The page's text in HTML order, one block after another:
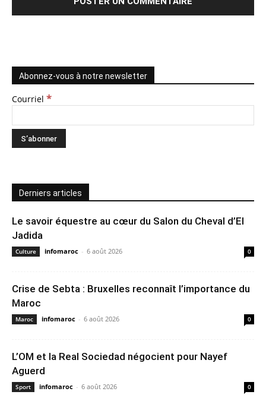
Abonnez-vous à notre newsletter
Courriel *
Derniers articles
Le savoir équestre au cœur du Salon du Cheval d’El
Jadida
Culture infomaroc - 6 août 2026 0
Crise de Sebta : Bruxelles reconnaît l’importance du
Maroc
Maroc infomaroc - 6 août 2026 0
L’OM et la Real Sociedad négocient pour Nayef
Aguerd
Sport infomaroc - 6 août 2026 0